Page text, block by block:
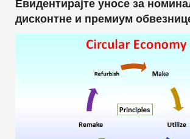
Евидентирајте уносе за
дисконтне и премиум